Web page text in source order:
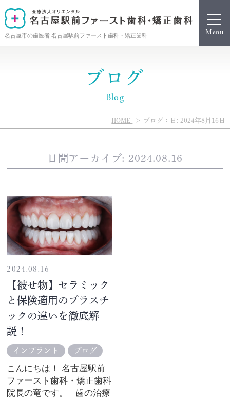
名古屋市の歯医者 名古屋駅前ファースト歯科・矯正歯科
ブログ
Blog
HOME ブログ：日: 2024年8月16日
日間アーカイブ: 2024.08.16
2024.08.16
【被せ物】セラミック
と保険適用のプラスチ
ックの違いを徹底解
説！
インプラント ブログ
こんにちは！ 名古屋駅前
ファースト歯科・矯正歯科
院長の竜です。 歯の治療